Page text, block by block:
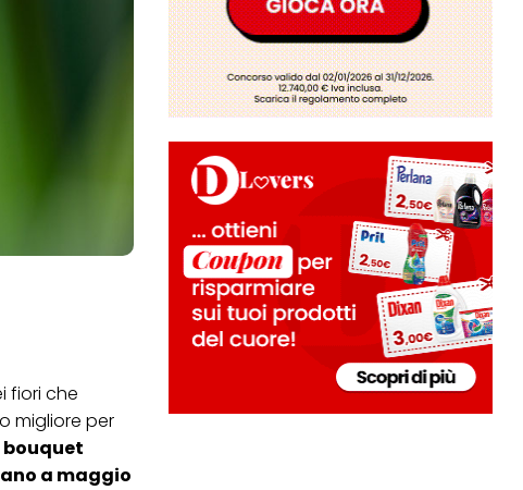
fiori che
migliore per
bouquet
a maggio